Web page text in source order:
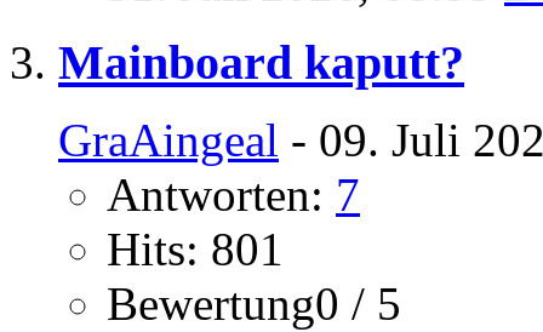
Mainboard kaputt?
GraAingeal - 09. Juli
Antworten: 7
Hits: 801
Bewertung0 / 5